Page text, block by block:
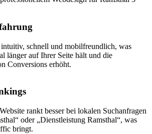
intuitiv, schnell und mobilfreundlich, was
länger auf Ihrer Seite hält und die
Conversions erhöht.
rankt besser bei lokalen Suchanfragen
oder „Dienstleistung Ramsthal“, was
bringt.